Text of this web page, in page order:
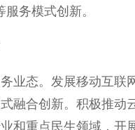
务模式创新。
业态。发展移动互
融合创新。积极推动
和重点民生领域，